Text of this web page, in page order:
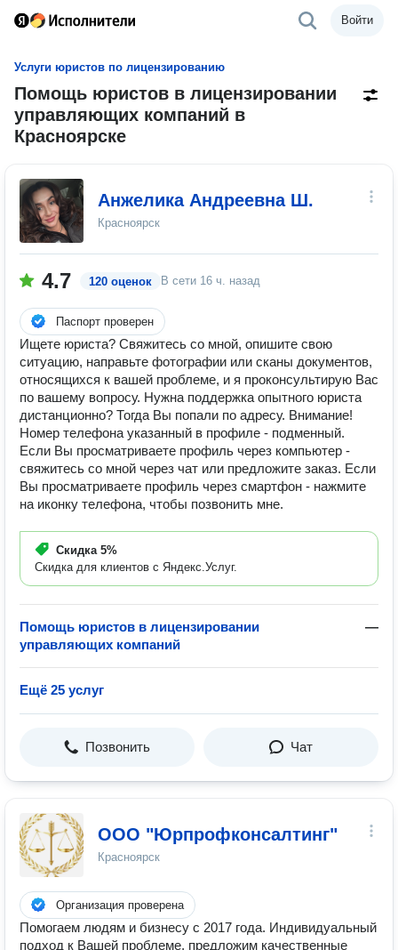
Войти
Услуги юристов по лицензированию
Помощь юристов в лицензировании
управляющих компаний в
Красноярске
Анжелика Андреевна Ш.
Красноярск
4.7 120 оценок В сети 16 ч. назад
Паспорт проверен
Ищете юриста? Свяжитесь со мной, опишите свою
ситуацию, направьте фотографии или сканы документов,
относящихся к вашей проблеме, и я проконсультирую Вас
по вашему вопросу. Нужна поддержка опытного юриста
дистанционно? Тогда Вы попали по адресу. Внимание!
Номер телефона указанный в профиле - подменный.
Если Вы просматриваете профиль через компьютер -
свяжитесь со мной через чат или предложите заказ. Если
Вы просматриваете профиль через смартфон - нажмите
на иконку телефона, чтобы позвонить мне.
Скидка 5%
Скидка для клиентов с Яндекс.Услуг.
Помощь юристов в лицензировании
управляющих компаний
—
Ещё 25 услуг
Позвонить Чат
ООО "Юрпрофконсалтинг"
Красноярск
Организация проверена
Помогаем людям и бизнесу с 2017 года. Индивидуальный
подход к Вашей проблеме, предложим качественные